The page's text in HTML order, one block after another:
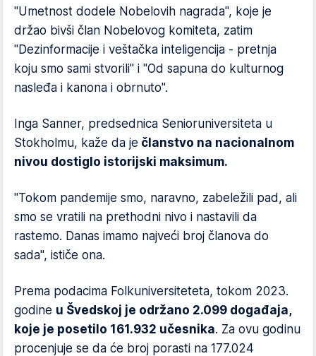
"Umetnost dodele Nobelovih nagrada", koje je
držao bivši član Nobelovog komiteta, zatim
"Dezinformacije i veštačka inteligencija - pretnja
koju smo sami stvorili" i "Od sapuna do kulturnog
nasleđa i kanona i obrnuto".
Inga Sanner, predsednica Senioruniversiteta u
Stokholmu, kaže da je članstvo na nacionalnom
nivou dostiglo istorijski maksimum.
"Tokom pandemije smo, naravno, zabeležili pad, ali
smo se vratili na prethodni nivo i nastavili da
rastemo. Danas imamo najveći broj članova do
sada", ističe ona.
Prema podacima Folkuniversiteteta, tokom 2023.
godine u Švedskoj je održano 2.099 događaja,
koje je posetilo 161.932 učesnika. Za ovu godinu
procenjuje se da će broj porasti na 177.024